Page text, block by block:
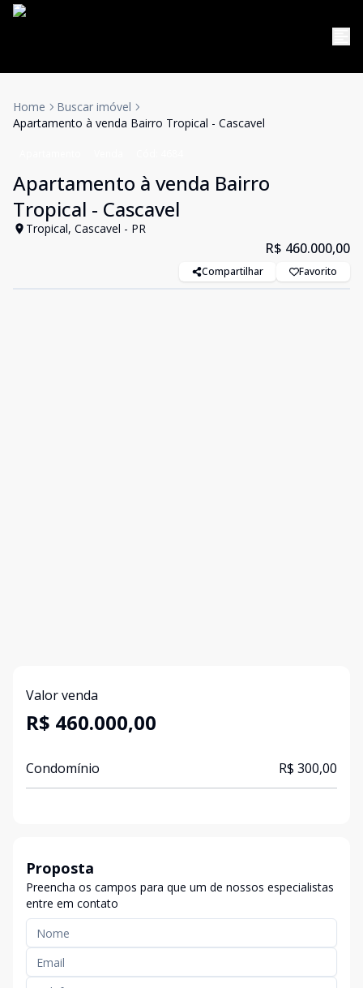
Home
Buscar imóvel
Apartamento à venda Bairro Tropical - Cascavel
Apartamento à venda Bairro
Tropical - Cascavel
Tropical, Cascavel - PR
R$ 460.000,00
Compartilhar Favorito
Valor venda
R$ 460.000,00
Condomínio R$ 300,00
Proposta
Preencha os campos para que um de nossos especialistas
entre em contato